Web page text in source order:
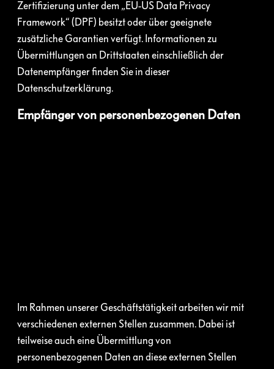
Zertifizierung unter dem „EU-US Data Privacy
Framework“ (DPF) besitzt oder über geeignete
zusätzliche Garantien verfügt. Informationen zu
Übermittlungen an Drittstaaten einschließlich der
Datenempfänger finden Sie in dieser
Datenschutzerklärung.
Empfänger von personenbezogenen Daten
Im Rahmen unserer Geschäftstätigkeit arbeiten wir mit
verschiedenen externen Stellen zusammen. Dabei ist
teilweise auch eine Übermittlung von
personenbezogenen Daten an diese externen Stellen